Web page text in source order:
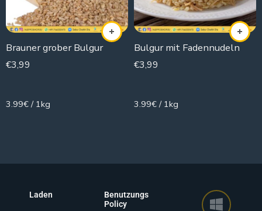
Brauner grober Bulgur
€3,99
3.99€ / 1kg
Bulgur mit Fadennudeln
€3,99
3.99€ / 1kg
Laden
Benutzungs
Policy